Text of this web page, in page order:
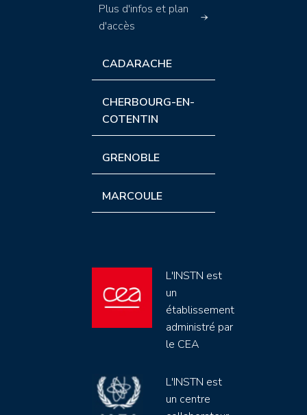
Plus d'infos et plan
d'accès
CADARACHE
CHERBOURG-EN-
COTENTIN
GRENOBLE
MARCOULE
L'INSTN est
un
établissement
administré par
le CEA
L'INSTN est
un centre